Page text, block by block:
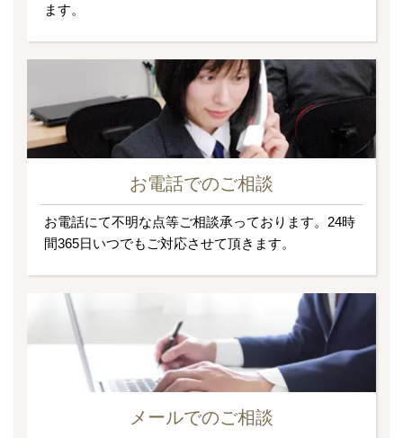
ます。
お電話でのご相談
お電話にて不明な点等ご相談承っております。24時
間365日いつでもご対応させて頂きます。
メールでのご相談